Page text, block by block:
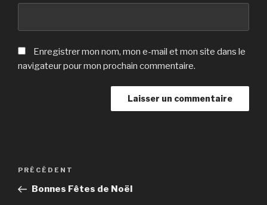
Enregistrer mon nom, mon e-mail et mon site dans le
navigateur pour mon prochain commentaire.
Navigation
l’article
Article
précédent
PRÉCÉDENT
Bonnes Fêtes de Noël